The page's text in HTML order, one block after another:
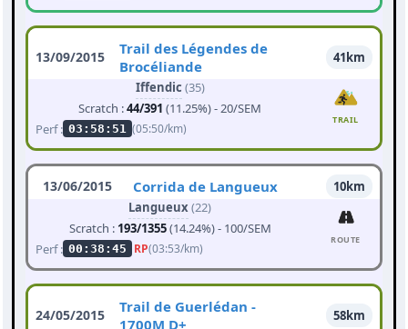
13/09/2015
Trail des Légendes de
Brocéliande
41km
Iffendic (35)
Scratch :44/391 (11.25%) - 20/SEM
Perf : 03:58:51 (05:50/km)
TRAIL
13/06/2015 Corrida de Langueux
10km
Langueux(22)
Scratch : 193/1355(14.24%) - 100/SEM
Perf : 00:38:45 RP(03:53/km)
ROUTE
24/05/2015
Trail de Guerlédan -
1700M D+
58km